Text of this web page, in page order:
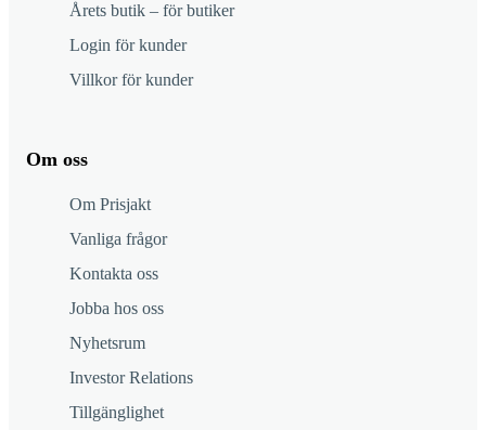
Årets butik – för butiker
Login för kunder
Villkor för kunder
Om oss
Om Prisjakt
Vanliga frågor
Kontakta oss
Jobba hos oss
Nyhetsrum
Investor Relations
Tillgänglighet